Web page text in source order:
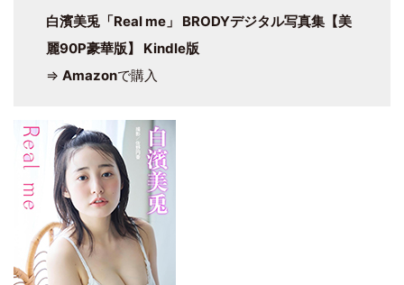
白濱美兎「Real me」 BRODYデジタル写真集【美
麗90P豪華版】 Kindle版
⇒ Amazonで購入